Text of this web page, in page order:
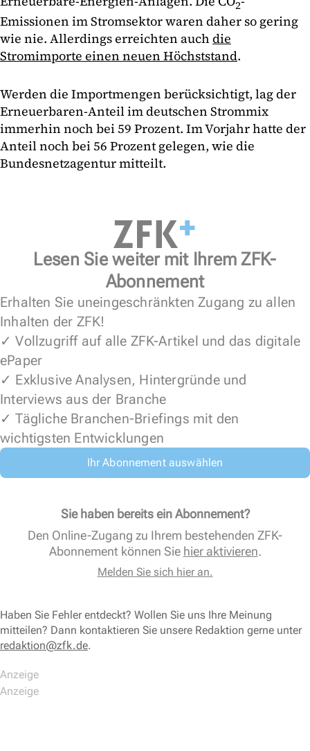
2
Emissionen im Stromsektor waren daher so gering
wie nie. Allerdings erreichten auch die
Stromimporte einen neuen Höchststand.
Werden die Importmengen berücksichtigt, lag der
Erneuerbaren-Anteil im deutschen Strommix
immerhin noch bei 59 Prozent. Im Vorjahr hatte der
Anteil noch bei 56 Prozent gelegen, wie die
Bundesnetzagentur mitteilt.
Lesen Sie weiter mit Ihrem ZFK-
Abonnement
Erhalten Sie uneingeschränkten Zugang zu allen
Inhalten der ZFK!
✓ Vollzugriff auf alle ZFK-Artikel und das digitale
ePaper
✓ Exklusive Analysen, Hintergründe und
Interviews aus der Branche
✓ Tägliche Branchen-Briefings mit den
wichtigsten Entwicklungen
Ihr Abonnement auswählen
Sie haben bereits ein Abonnement?
Den Online-Zugang zu Ihrem bestehenden ZFK-
Abonnement können Sie hier aktivieren.
Melden Sie sich hier an.
Haben Sie Fehler entdeckt? Wollen Sie uns Ihre Meinung
mitteilen? Dann kontaktieren Sie unsere Redaktion gerne unter
redaktion@zfk.de.